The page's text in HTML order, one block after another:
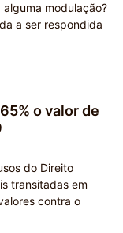
alguma modulação?
a ser respondida
o valor de
do Direito
transitadas em
contra o